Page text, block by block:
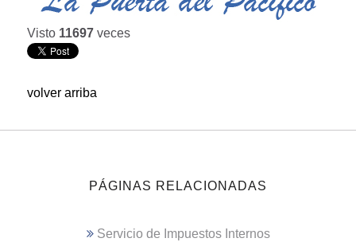
Visto 11697 veces
volver arriba
PÁGINAS RELACIONADAS
Servicio de Impuestos Internos